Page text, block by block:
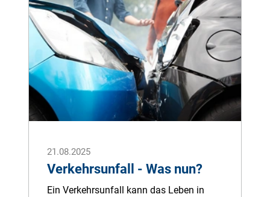
21.08.2025
Verkehrsunfall - Was nun?
Ein Verkehrsunfall kann das Leben in